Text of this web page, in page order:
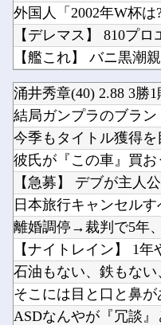
【デレマス】 810プ
【艦これ】 バニ黒潮
☆うまなみ・競馬にゅ
ブログ更新停止のお知
涌井秀章(40) 2.88 3勝
結局ガンプラのブラン
今季もタイトル獲得
彼氏が『この車』買
【急募】 デブが主人
日本旅行キャンセル
離婚調停→裁判で5年
【ナイトレイン】 1
石油もない、鉄もな
そこには目と口と鼻
ASDなんやが『冗談